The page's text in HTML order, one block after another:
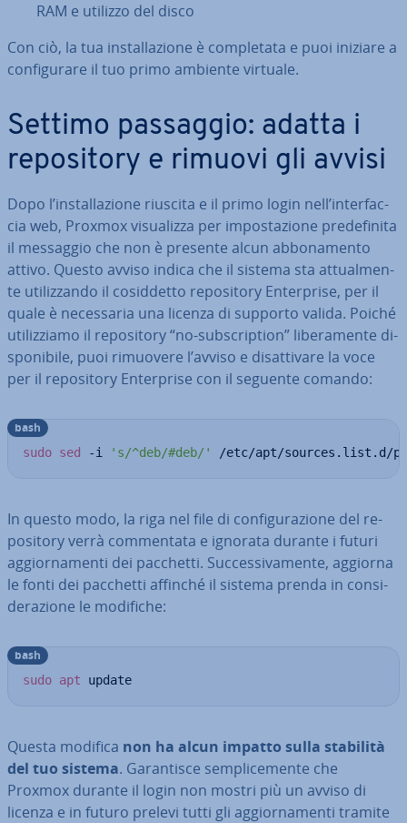
RAM e utilizzo del disco
Con ciò, la tua in­stal­la­zio­ne è com­ple­ta­ta e puoi iniziare a
con­fi­gu­ra­re il tuo primo ambiente virtuale.
Settimo passaggio: adatta i
re­po­si­to­ry e rimuovi gli avvisi
Dopo l’in­stal­la­zio­ne riuscita e il primo login nell’in­ter­fac­
cia web, Proxmox vi­sua­liz­za per im­po­sta­zio­ne pre­de­fi­ni­ta
il messaggio che non è presente alcun ab­bo­na­men­to
attivo. Questo avviso indica che il sistema sta at­tual­men­
te uti­liz­zan­do il co­sid­det­to re­po­si­to­ry En­ter­pri­se, per il
quale è ne­ces­sa­ria una licenza di supporto valida. Poiché
uti­liz­zia­mo il re­po­si­to­ry “no-sub­scrip­tion” li­be­ra­men­te di­
spo­ni­bi­le, puoi rimuovere l’avviso e di­sat­ti­va­re la voce
per il re­po­si­to­ry En­ter­pri­se con il seguente comando:
sudo sed -i 's/^deb/#deb/' /etc/apt/sources.list.d/
bash
In questo modo, la riga nel file di con­fi­gu­ra­zio­ne del re­
po­si­to­ry verrà com­men­ta­ta e ignorata durante i futuri
ag­gior­na­men­ti dei pacchetti. Suc­ces­si­va­men­te, aggiorna
le fonti dei pacchetti affinché il sistema prenda in con­si­
de­ra­zio­ne le modifiche:
sudo apt update
bash
Questa modifica non ha alcun impatto sulla stabilità
del tuo sistema. Ga­ran­ti­sce sem­pli­ce­men­te che
Proxmox durante il login non mostri più un avviso di
licenza e in futuro prelevi tutti gli ag­gior­na­men­ti tramite